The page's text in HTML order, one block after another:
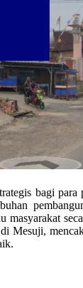
bagi
Mesuji,